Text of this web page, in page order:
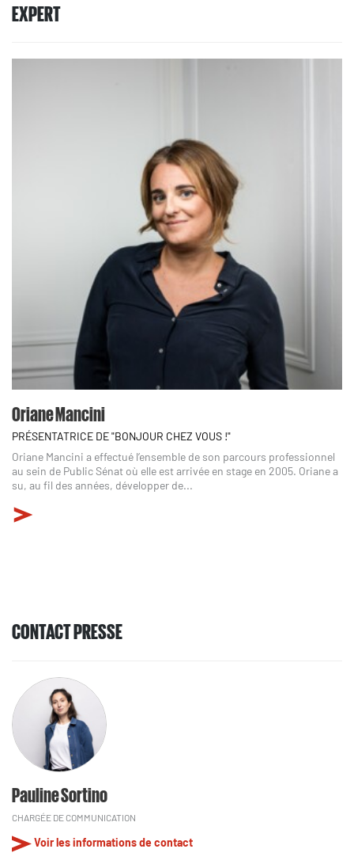
EXPERT
Oriane Mancini
PRÉSENTATRICE DE "BONJOUR CHEZ VOUS !"
Oriane Mancini a effectué l’ensemble de son parcours professionnel
au sein de Public Sénat où elle est arrivée en stage en 2005. Oriane a
su, au fil des années, développer de...
CONTACT PRESSE
Pauline Sortino
CHARGÉE DE COMMUNICATION
Voir les informations de contact